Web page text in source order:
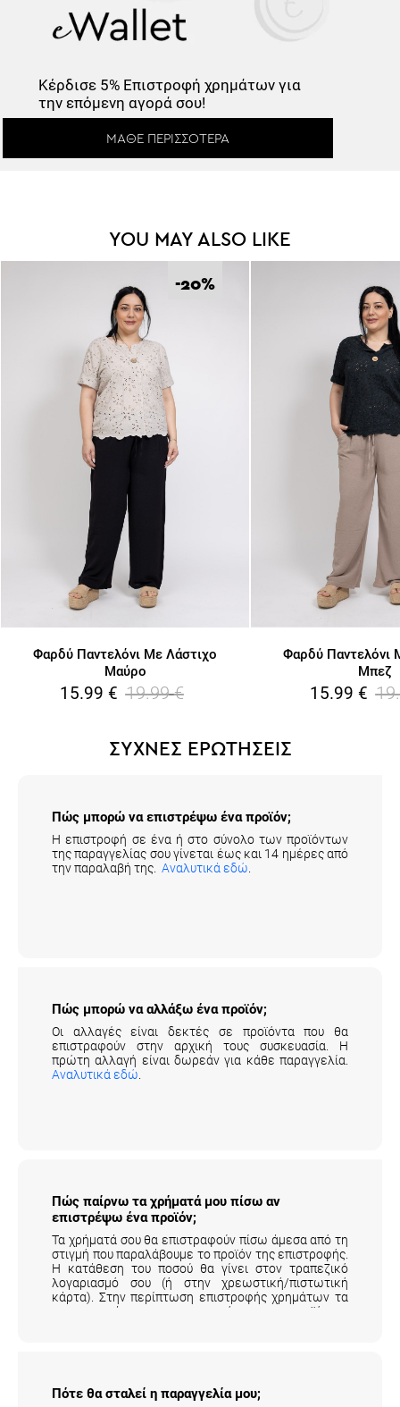
Κέρδισε 5% Επιστροφή χρημάτων για
την επόμενη αγορά σου!
ΜΆΘΕ ΠΕΡΙΣΣΌΤΕΡΑ
YOU MAY ALSO LIKE
-20%
Φαρδύ Παντελόνι Με Λάστιχο
Μαύρο
15.99 € 19.99 €
Φαρδύ Παντελόνι
Μπεζ
15.99 €
ΣΥΧΝΕΣ ΕΡΩΤΗΣΕΙΣ
Πώς μπορώ να επιστρέψω ένα προϊόν;
Η επιστροφή σε ένα ή στο σύνολο των προϊόντων
της παραγγελίας σου γίνεται έως και 14 ημέρες από
την παραλαβή της. Αναλυτικά εδώ
Πώς μπορώ να αλλάξω ένα προϊόν;
Οι αλλαγές είναι δεκτές σε προϊόντα που θα
επιστραφούν στην αρχική τους συσκευασία. Η
πρώτη αλλαγή είναι δωρεάν για κάθε παραγγελία.
Αναλυτικά εδώ
Πώς παίρνω τα χρήματά μου πίσω αν
επιστρέψω ένα προϊόν;
Τα χρήματά σου θα επιστραφούν πίσω άμεσα από τη
στιγμή που παραλάβουμε το προϊόν της επιστροφής.
Η κατάθεση του ποσού θα γίνει στον τραπεζικό
λογαριασμό σου (ή στην χρεωστική/πιστωτική
κάρτα). Στην περίπτωση επιστροφής χρημάτων τα
μεταφορικά της επιστροφής του προϊόντος
Πότε θα σταλεί η παραγγελία μου;
Κέρδισε -10%
Κάνε εγγραφή στο Newsletter και
ξεκλείδωσε τον εκπτωτικό κωδικό!
Έχω διαβάσει και αποδέχομαι τους